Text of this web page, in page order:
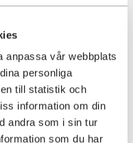
anpassa vår webbplats
personliga
till statistik och
information om din
andra som i sin tur
som du har